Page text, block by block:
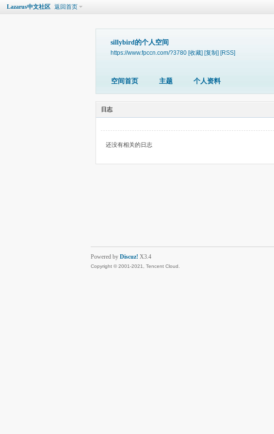
Lazarus中文社区 返回首页
sillybird的个人空间
https://www.fpccn.com/?3780 [收藏] [复制] [RSS]
空间首页 主题 个人资料
日志
还没有相关的日志
Powered by Discuz! X3.4
Copyright © 2001-2021, Tencent Cloud.